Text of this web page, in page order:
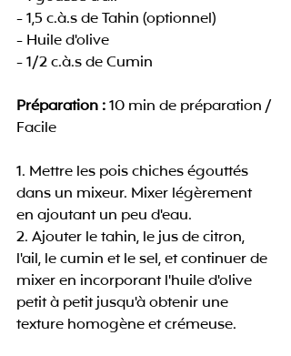
- 1,5 c.à.s de Tahin (optionnel)
- Huile d'olive
- 1/2 c.à.s de Cumin
Préparation : 10 min de préparation /
Facile
1. Mettre les pois chiches égouttés
dans un mixeur. Mixer légèrement
en ajoutant un peu d'eau.
2. Ajouter le tahin, le jus de citron,
l'ail, le cumin et le sel, et continuer de
mixer en incorporant l'huile d'olive
petit à petit jusqu'à obtenir une
texture homogène et crémeuse.